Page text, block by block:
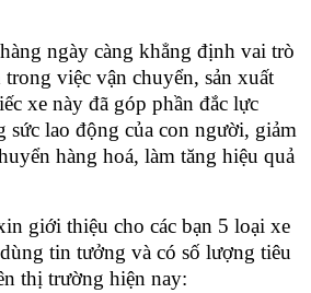
ngày càng khẳng định vai trò
việc vận chuyển, sản xuất
xe này đã góp phần đắc lực
sức lao động của con người, giảm
hàng hoá, làm tăng hiệu quả
giới thiệu cho các bạn 5 loại xe
tin tưởng và có số lượng tiêu
thị trường hiện nay: